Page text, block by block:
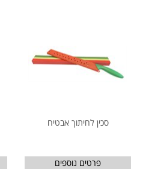
סכין לחיתוך אבטיח
פרטים נוספים